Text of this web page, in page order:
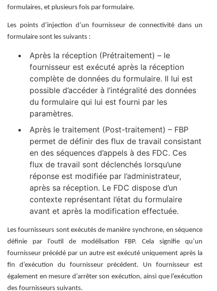
formulaires, et plusieurs fois par formulaire.
Les points d’injection d’un fournisseur de connectivité dans un
formulaire sont les suivants :
Après la réception (Prétraitement) – le
fournisseur est exécuté après la réception
complète de données du formulaire. Il lui est
possible d’accéder à l’intégralité des données
du formulaire qui lui est fourni par les
paramètres.
Après le traitement (Post-traitement) – FBP
permet de définir des flux de travail consistant
en des séquences d’appels à des FDC. Ces
flux de travail sont déclenchés lorsqu’une
réponse est modifiée par l’administrateur,
après sa réception. Le FDC dispose d’un
contexte représentant l’état du formulaire
avant et après la modification effectuée.
Les fournisseurs sont exécutés de manière synchrone, en séquence
définie par l’outil de modélisation FBP. Cela signifie qu’un
fournisseur précédé par un autre est exécuté uniquement après la
fin d’exécution du fournisseur précédent. Un fournisseur est
également en mesure d’arrêter son exécution, ainsi que l’exécution
des fournisseurs suivants.